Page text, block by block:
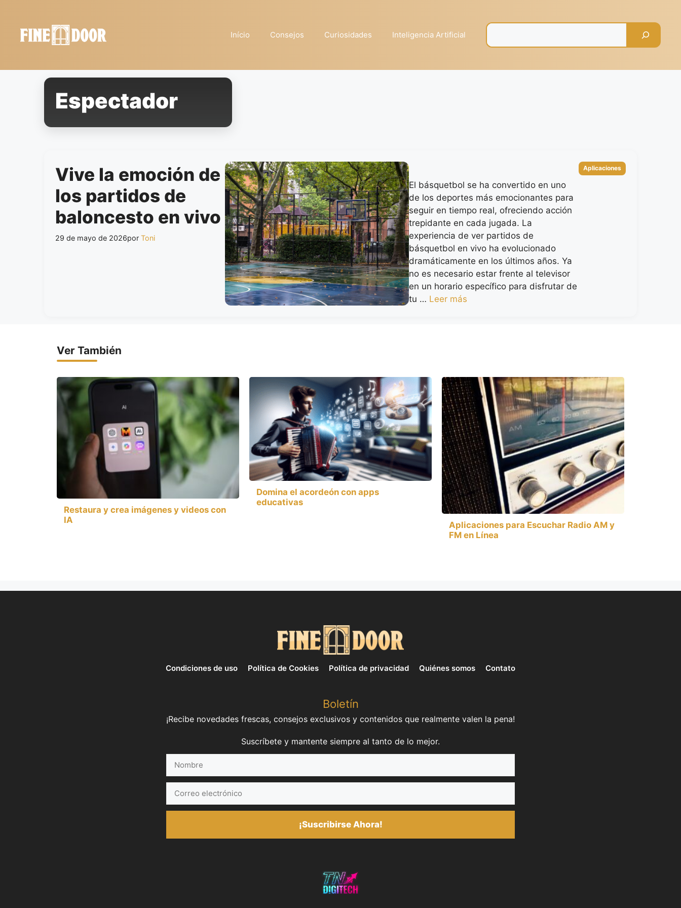
contenido
Início Consejos Curiosidades Inteligencia Artificial
Espectador
Vive la emoción de
los partidos de
baloncesto en vivo
29 de mayo de 2026por Toni
El básquetbol se ha convertido en uno
de los deportes más emocionantes para
seguir en tiempo real, ofreciendo acción
trepidante en cada jugada. La
experiencia de ver partidos de
básquetbol en vivo ha evolucionado
dramáticamente en los últimos años. Ya
no es necesario estar frente al televisor
en un horario específico para disfrutar de
tu … Leer más
Categorías
Aplicaciones
Ver También
Restaura y crea imágenes y videos con
IA
Domina el acordeón con apps
educativas
Aplicaciones para Escuchar Radio AM y
FM en Línea
Condiciones de uso Política de Cookies Política de privacidad Quiénes somos Contato
Boletín
¡Recibe novedades frescas, consejos exclusivos y contenidos que realmente valen la pena!
Suscríbete y mantente siempre al tanto de lo mejor.
electrónico
¡Suscribirse Ahora!